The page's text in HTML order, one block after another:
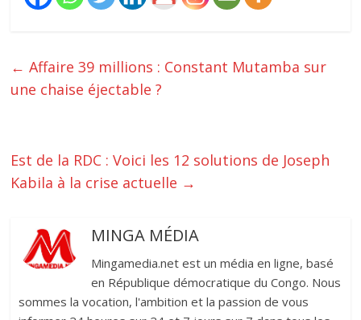
← ‎‎Affaire 39 millions : Constant Mutamba sur
une chaise éjectable ?
‎Est de la RDC : Voici les 12 solutions de Joseph
Kabila à la crise actuelle →
MINGA MÉDIA
Mingamedia.net est un média en ligne, basé
en République démocratique du Congo. Nous
sommes la vocation, l'ambition et la passion de vous